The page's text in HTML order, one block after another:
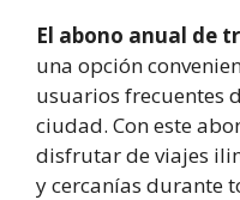
El abono anual de
una opción
usuarios frecuentes
ciudad. Con este
disfrutar de viajes
y cercanías durante